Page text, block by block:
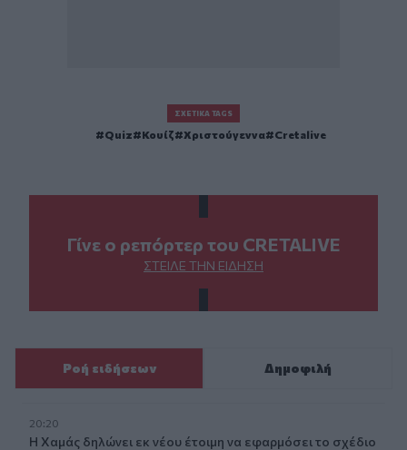
ΣΧΕΤΙΚΆ TAGS
Quiz Κουίζ Χριστούγεννα Cretalive
Γίνε ο ρεπόρτερ του CRETALIVE
ΣΤΕΊΛΕ ΤΗΝ ΕΊΔΗΣΗ
Ροή ειδήσεων Δημοφιλή
20:20
Η Χαμάς δηλώνει εκ νέου έτοιμη να εφαρμόσει το σχέδιο